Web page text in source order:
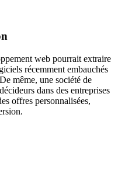
web pourrait extraire
récemment embauchés
même, une société de
dans des entreprises
offres personnalisées,